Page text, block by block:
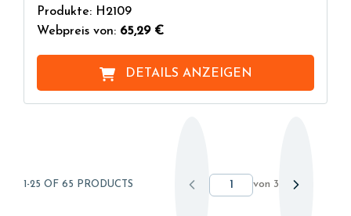
Produkte: H2109
Webpreis von: 65,29 €
DETAILS ANZEIGEN
1-25 OF 65 PRODUCTS von 3